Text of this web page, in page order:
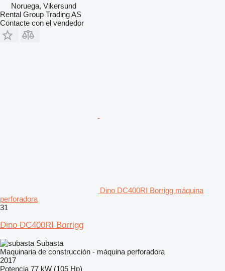
Noruega, Vikersund
Rental Group Trading AS
Contacte con el vendedor
Dino DC400RI Borrigg máquina
perforadora
31
Dino DC400RI Borrigg
Subasta
Maquinaria de construcción - máquina perforadora
2017
Potencia 77 kW (105 Hp)